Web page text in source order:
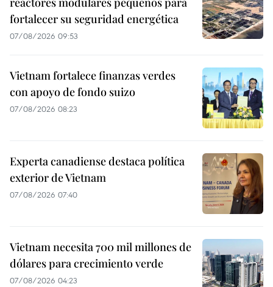
fortalecer su seguridad energética
07/08/2026 09:53
Vietnam fortalece finanzas verdes
con apoyo de fondo suizo
07/08/2026 08:23
Experta canadiense destaca política
exterior de Vietnam
07/08/2026 07:40
Vietnam necesita 700 mil millones de
dólares para crecimiento verde
07/08/2026 04:23